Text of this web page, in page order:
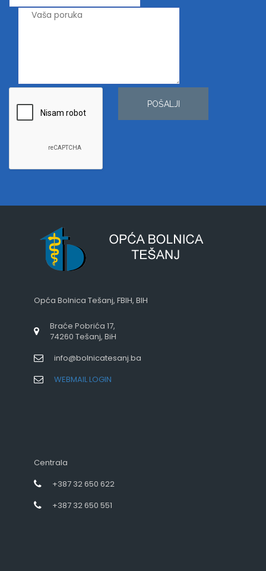
POŠALJI
Opća Bolnica Tešanj, FBIH, BIH
Braće Pobrića 17,
74260 Tešanj, BiH
info@bolnicatesanj.ba
WEBMAIL LOGIN
Centrala
+387 32 650 622
+387 32 650 551